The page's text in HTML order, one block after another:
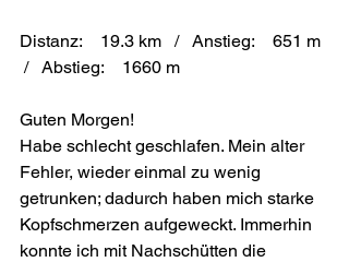
Distanz:    19.3 km   /   Anstieg:    651 m
/   Abstieg:    1660 m
Guten Morgen!
Habe schlecht geschlafen. Mein alter
Fehler, wieder einmal zu wenig
getrunken; dadurch haben mich starke
Kopfschmerzen aufgeweckt. Immerhin
konnte ich mit Nachschütten die